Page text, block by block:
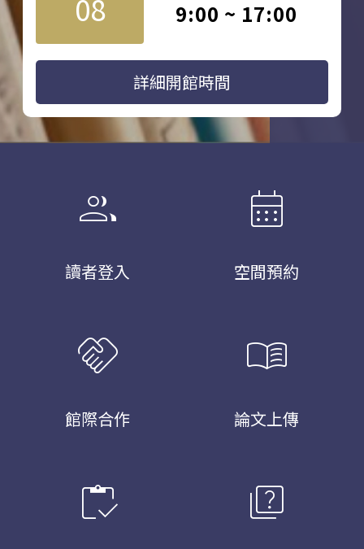
08 9:00 ~ 17:00
詳細開館時間
group
讀者登入
calendar_month
空間預約
handshake
館際合作
menu_book
論文上傳
inventory quiz